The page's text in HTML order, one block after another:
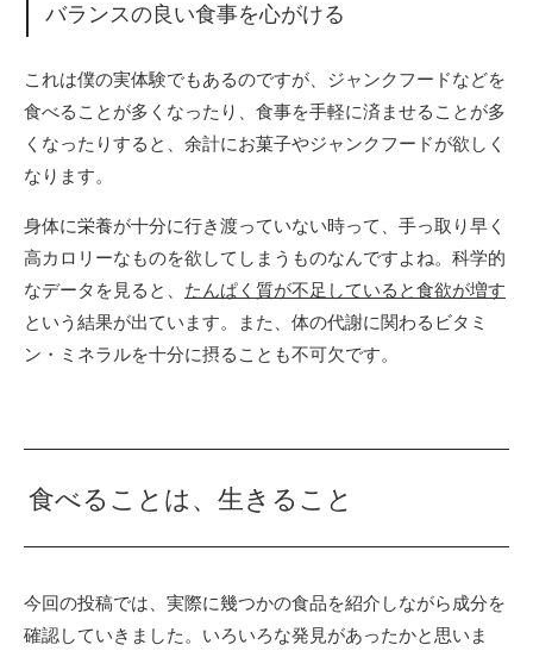
バランスの良い食事を心がける
これは僕の実体験でもあるのですが、ジャンクフードなどを
食べることが多くなったり、食事を手軽に済ませることが多
くなったりすると、余計にお菓子やジャンクフードが欲しく
なります。
身体に栄養が十分に行き渡っていない時って、手っ取り早く
高カロリーなものを欲してしまうものなんですよね。科学的
なデータを見ると、 たんぱく質が不足していると食欲が増す
という結果が出ています。また、体の代謝に関わるビタミ
ン・ミネラルを十分に摂ることも不可欠です。
食べることは、生きること
今回の投稿では、実際に幾つかの食品を紹介しながら成分を
確認していきました。いろいろな発見があったかと思いま